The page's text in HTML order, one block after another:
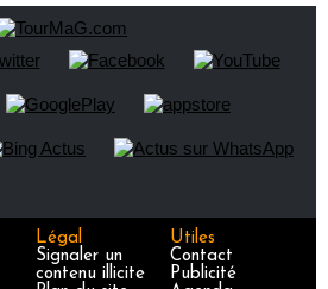
Légal
Signaler un
contenu illicite
Utiles
Contact
Publicité